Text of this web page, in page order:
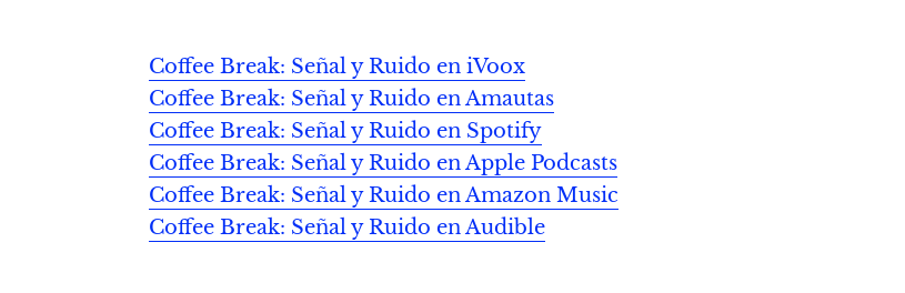
Coffee Break: Señal y Ruido en iVoox
Coffee Break: Señal y Ruido en Amautas
Coffee Break: Señal y Ruido en Spotify
Coffee Break: Señal y Ruido en Apple Podcasts
Coffee Break: Señal y Ruido en Amazon Music
Coffee Break: Señal y Ruido en Audible